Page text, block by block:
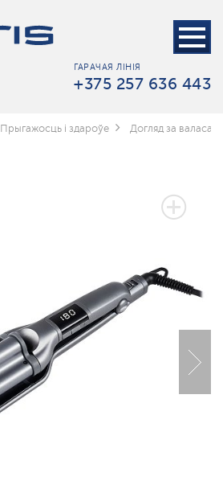
ГАРАЧАЯ ЛІНІЯ
+375 257 636 443
Прыгажосць і здароўе Догляд за валасамі